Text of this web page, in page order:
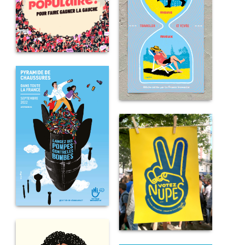
TRAVAILLER
MOINS
ET
VIVRE
MIEUX
FRONT
POPULAIRE
PYRAMIDE
CHAUSSURES